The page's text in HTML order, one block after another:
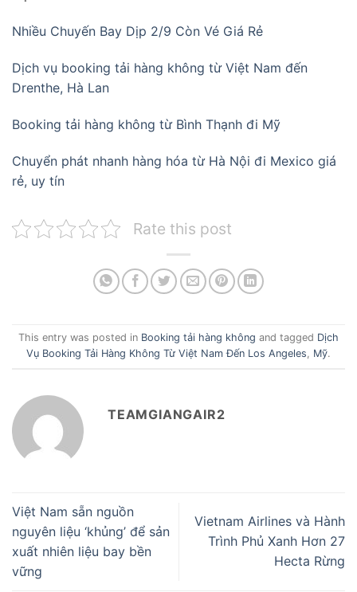
Nhiều Chuyến Bay Dịp 2/9 Còn Vé Giá Rẻ
Dịch vụ booking tải hàng không từ Việt Nam đến
Drenthe, Hà Lan
Booking tải hàng không từ Bình Thạnh đi Mỹ
Chuyển phát nhanh hàng hóa từ Hà Nội đi Mexico giá
rẻ, uy tín
Rate this post
This entry was posted in Booking tải hàng không and tagged Dịch
Vụ Booking Tải Hàng Không Từ Việt Nam Đến Los Angeles, Mỹ.
TEAMGIANGAIR2
Việt Nam sẵn nguồn
nguyên liệu ‘khủng’ để sản
xuất nhiên liệu bay bền
vững
Vietnam Airlines và Hành
Trình Phủ Xanh Hơn 27
Hecta Rừng